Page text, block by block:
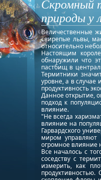
Скромный
природы у
Величественные
свирепые львы,
относительно
Настоящим
обнаружили что
пастбищ в
Термитники
уровне, а в случае
продуктивность
Данное открытие,
подход к
влияние.
"Не всегда
влияние на
Гарвардского
миром управляют
огромное влияние
Все началось с
соседству с
измерить, как